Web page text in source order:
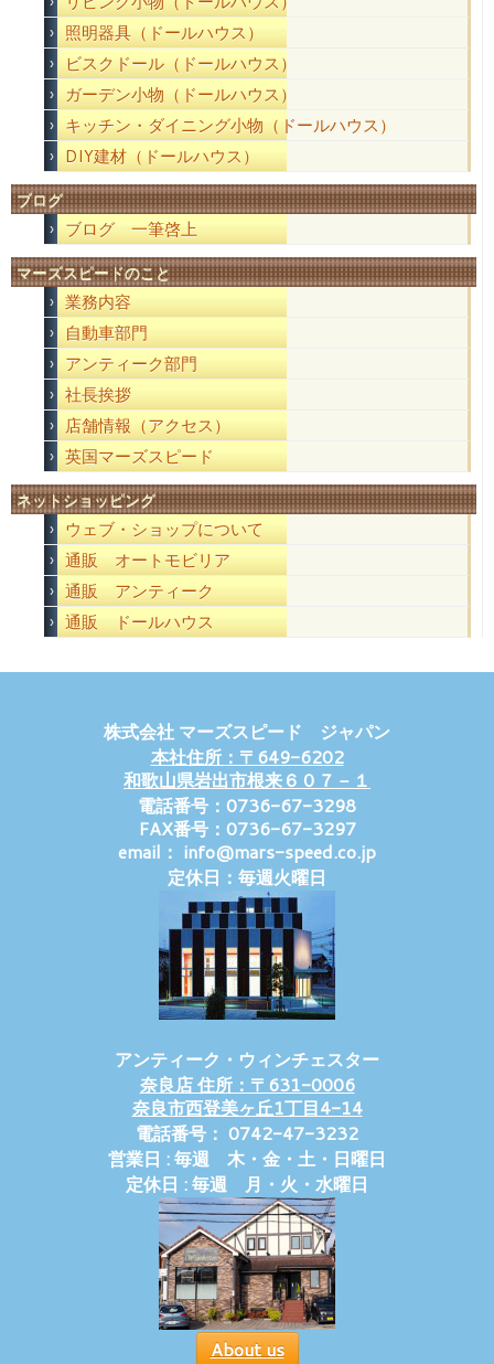
照明器具（ドールハウス）
ビスクドール（ドールハウス）
ガーデン小物（ドールハウス）
キッチン・ダイニング小物（ドールハウス）
DIY建材（ドールハウス）
ブログ
ブログ 一筆啓上
マーズスピードのこと
業務内容
自動車部門
アンティーク部門
社長挨拶
店舗情報（アクセス）
英国マーズスピード
ネットショッピング
ウェブ・ショップについて
通販 オートモビリア
通販 アンティーク
通販 ドールハウス
株式会社 マーズスピード ジャパン
本社住所：〒649-6202
和歌山県岩出市根来６０７－１
電話番号：0736-67-3298
FAX番号：0736-67-3297
email： info@mars-speed.co.jp
定休日：毎週火曜日
アンティーク・ウィンチェスター
奈良店 住所：〒631-0006
奈良市西登美ヶ丘1丁目4-14
電話番号： 0742-47-3232
営業日 : 毎週 木・金・土・日曜日
定休日 : 毎週 月・火・水曜日
About us